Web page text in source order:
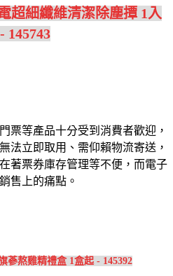
超細纖維清潔除塵撢 1入
145743
票等產品十分受到消費者歡迎，
法立即取用、需仰賴物流寄送，
著票券庫存管理等不便，而電子
售上的痛點。
蔘熬雞精禮盒 1盒起 - 145392